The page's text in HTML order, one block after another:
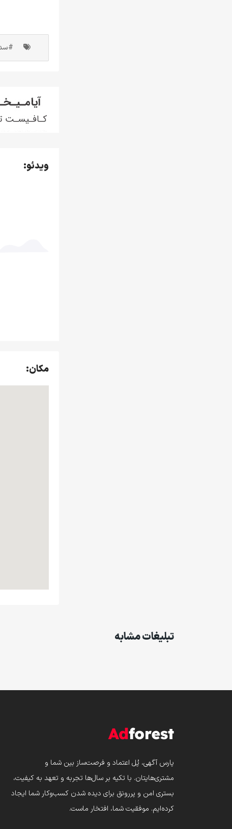
ویدئو:
مکان:
تبلیغات مشابه
پارس‌ آگهی، پُل اعتماد و فرصت‌ساز بین شما و
مشتری‌هایتان. با تکیه بر سال‌ها تجربه و تعهد به کیفیت،
بستری امن و پررونق برای دیده شدن کسب‌وکار شما ایجاد
کرده‌ایم. موفقیت شما، افتخار ماست.